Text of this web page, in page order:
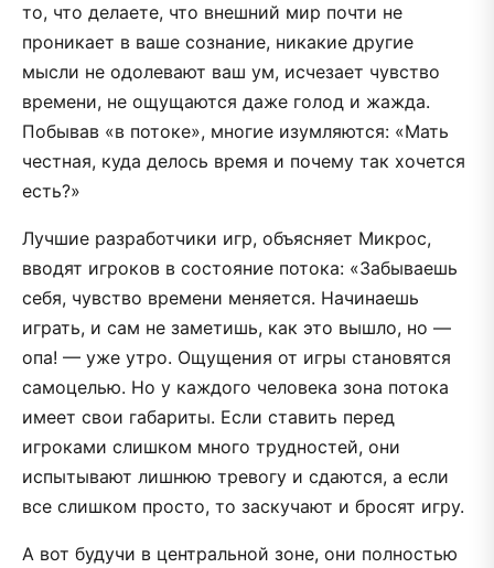
то, что делаете, что внешний мир почти не
проникает в ваше сознание, никакие другие
мысли не одолевают ваш ум, исчезает чувство
времени, не ощущаются даже голод и жажда.
Побывав «в потоке», многие изумляются: «Мать
честная, куда делось время и почему так хочется
есть?»
Лучшие разработчики игр, объясняет Микрос,
вводят игроков в состояние потока: «Забываешь
себя, чувство времени меняется. Начинаешь
играть, и сам не заметишь, как это вышло, но —
опа! — уже утро. Ощущения от игры становятся
самоцелью. Но у каждого человека зона потока
имеет свои габариты. Если ставить перед
игроками слишком много трудностей, они
испытывают лишнюю тревогу и сдаются, а если
все слишком просто, то заскучают и бросят игру.
А вот будучи в центральной зоне, они полностью